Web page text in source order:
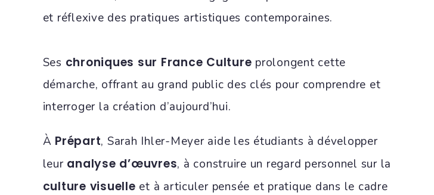
et réflexive des pratiques artistiques contemporaines.
Ses chroniques sur France Culture prolongent cette
démarche, offrant au grand public des clés pour comprendre et
interroger la création d’aujourd’hui.
À Prépart, Sarah Ihler-Meyer aide les étudiants à développer
leur analyse d’œuvres, à construire un regard personnel sur la
culture visuelle et à articuler pensée et pratique dans le cadre